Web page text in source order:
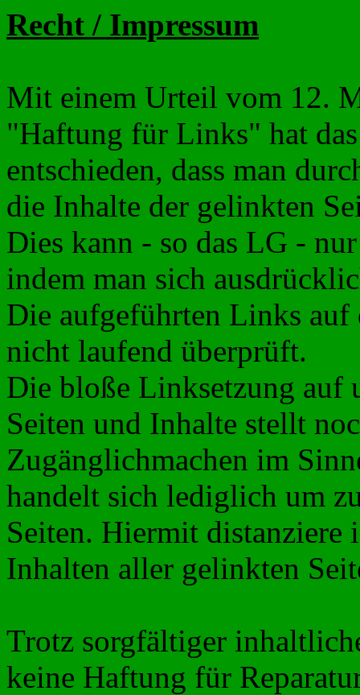
Recht / Impressum
Mit einem Urteil vom 12.
"Haftung für Links" hat
entschieden, dass man
die Inhalte der gelinkten
Dies kann - so das LG -
indem man sich
Die aufgeführten Links auf
nicht laufend überprüft.
Die bloße Linksetzung auf
Seiten und Inhalte stellt
Zugänglichmachen im
handelt sich lediglich um
Seiten. Hiermit distanziere
Inhalten aller gelinkten
Trotz sorgfältiger
keine Haftung für